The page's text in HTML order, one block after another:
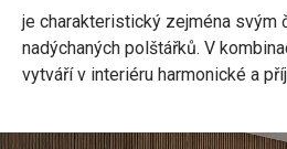
je charakteristický zejména svým
nadýchaných polštářků. V
vytváří v interiéru harmonické a